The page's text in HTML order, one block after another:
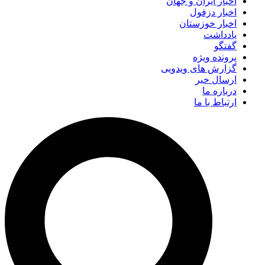
اخبار دزفول
اخبار خوزستان
یادداشت
گفتگو
پرونده ویژه
گزارش های ویدویی
ارسال خبر
درباره ما
ارتباط با ما